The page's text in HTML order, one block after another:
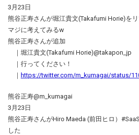
3月23日
熊谷正寿さんが堀江貴文(Takafumi Horie)を
マジに考えてみるw
熊谷正寿さんが追加
｜堀江貴文(Takafumi Horie)@takapon_jp
｜行ってください！
｜ https://twitter.com/m_kumagai/status/
熊谷正寿@m_kumagai
3月23日
熊谷正寿さんがHiro Maeda (前田ヒロ）
した